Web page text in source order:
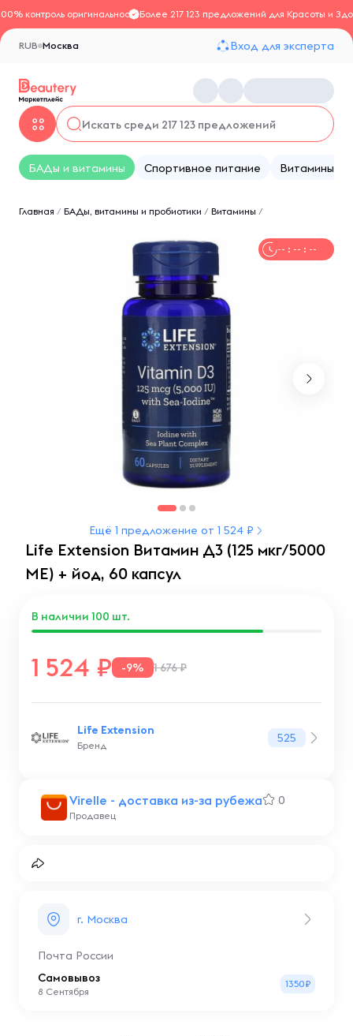
контроль оригинальностиБолее 217 123 предложений для Красоты и
Москва
RUB Вход для эксперта
БАДы и витамины Спортивное питание Витамины
Главная / БАДы, витамины и пробиотики / Витамины /
Ещё 1 предложение от 1 524 ₽
Life Extension Витамин Д3 (125 мкг/5000
МЕ) + йод, 60 капсул
-- : -- : --
Virelle - доставка из-за рубежа 0
Продавец
1 524 -9% 1 676 ₽
В наличии 100 шт.
Life Extension
Бренд
525
г. Москва
Почта России
Самовывоз
8 Сентября
1350₽